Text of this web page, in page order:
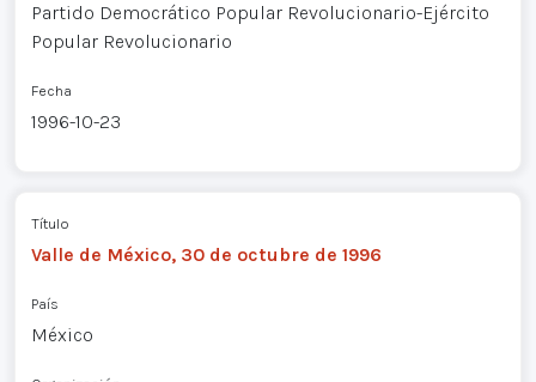
Partido Democrático Popular Revolucionario-Ejército
Popular Revolucionario
Fecha
1996-10-23
Título
Valle de México, 30 de octubre de 1996
País
México